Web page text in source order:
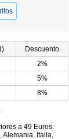
Descuento
2%
5%
8%
a 49 Euros.
Alemania, Italia,